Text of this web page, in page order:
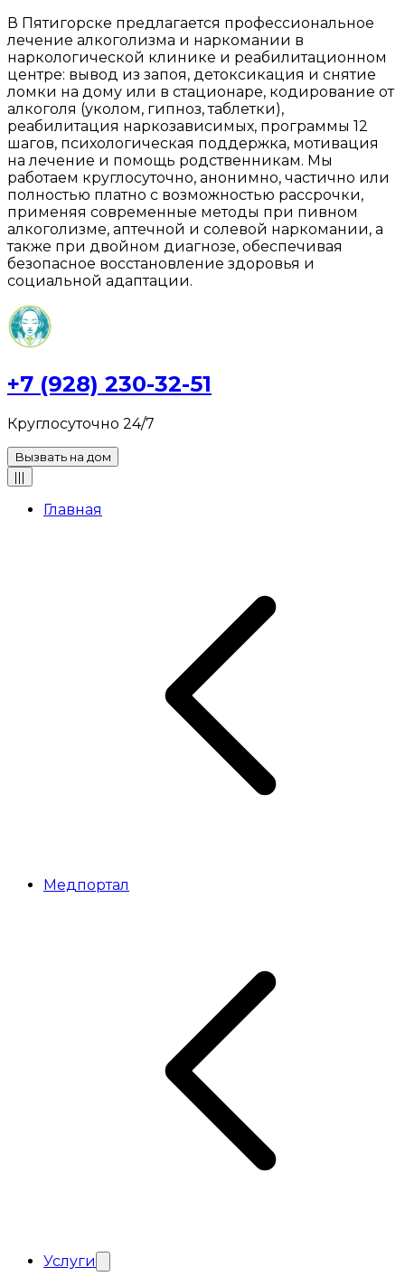
В Пятигорске предлагается профессиональное
лечение алкоголизма и наркомании в
наркологической клинике и реабилитационном
центре: вывод из запоя, детоксикация и снятие
ломки на дому или в стационаре, кодирование от
алкоголя (уколом, гипноз, таблетки),
реабилитация наркозависимых, программы 12
шагов, психологическая поддержка, мотивация
на лечение и помощь родственникам. Мы
работаем круглосуточно, анонимно, частично или
полностью платно с возможностью рассрочки,
применяя современные методы при пивном
алкоголизме, аптечной и солевой наркомании, а
также при двойном диагнозе, обеспечивая
безопасное восстановление здоровья и
социальной адаптации.
+7 (928) 230-32-51
Круглосуточно 24/7
Вызвать на дом
|||
Главная
Медпортал
Услуги